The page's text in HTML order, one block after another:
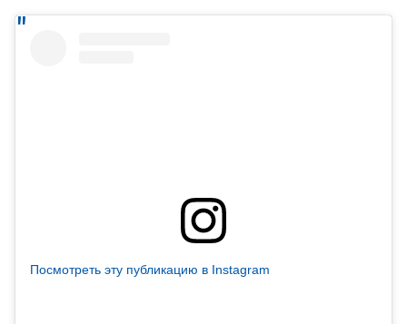
Посмотреть эту публикацию в Instagram